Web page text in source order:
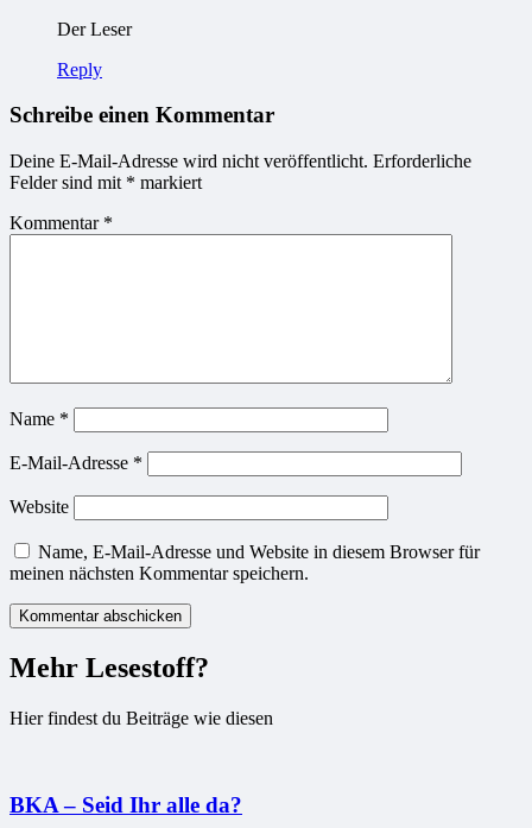
Der Leser
Reply
Schreibe einen Kommentar
Deine E-Mail-Adresse wird nicht veröffentlicht. Erforderliche
Felder sind mit * markiert
Kommentar *
Name *
E-Mail-Adresse *
Website
Name, E-Mail-Adresse und Website in diesem Browser für
meinen nächsten Kommentar speichern.
Mehr Lesestoff?
Hier findest du Beiträge wie diesen
BKA – Seid Ihr alle da?